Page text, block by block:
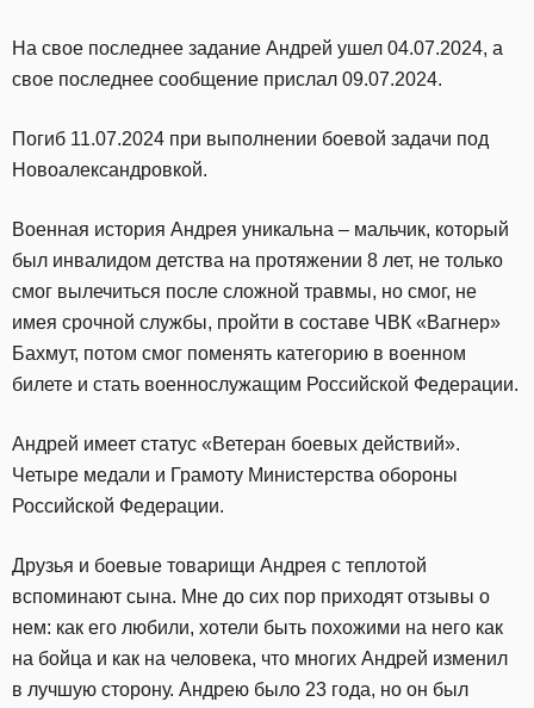
На свое последнее задание Андрей ушел 04.07.2024, а
свое последнее сообщение прислал 09.07.2024.
Погиб 11.07.2024 при выполнении боевой задачи под
Новоалександровкой.
Военная история Андрея уникальна – мальчик, который
был инвалидом детства на протяжении 8 лет, не только
смог вылечиться после сложной травмы, но смог, не
имея срочной службы, пройти в составе ЧВК «Вагнер»
Бахмут, потом смог поменять категорию в военном
билете и стать военнослужащим Российской Федерации.
Андрей имеет статус «Ветеран боевых действий».
Четыре медали и Грамоту Министерства обороны
Российской Федерации.
Друзья и боевые товарищи Андрея с теплотой
вспоминают сына. Мне до сих пор приходят отзывы о
нем: как его любили, хотели быть похожими на него как
на бойца и как на человека, что многих Андрей изменил
в лучшую сторону. Андрею было 23 года, но он был